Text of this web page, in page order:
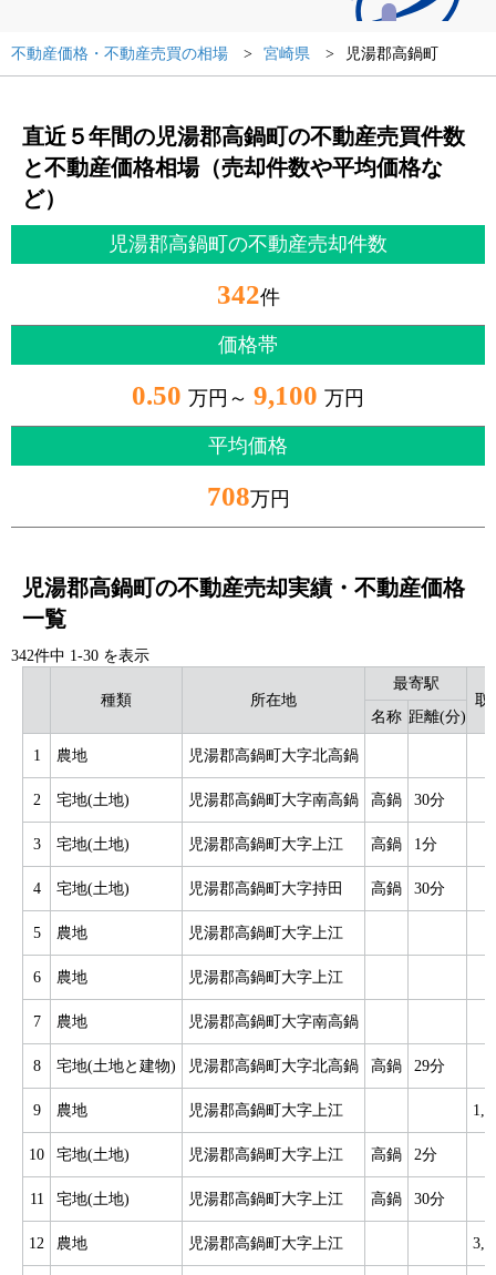
不動産価格・不動産売買の相場 宮崎県 児湯郡高鍋町
直近５年間の児湯郡高鍋町の不動産売買件数
と不動産価格相場（売却件数や平均価格な
ど）
児湯郡高鍋町の不動産売却件数
342件
価格帯
0.50 万円～ 9,100 万円
平均価格
708万円
児湯郡高鍋町の不動産売却実績・不動産価格
一覧
342件中 1-30 を表示
種類 所在地
最寄駅
取
名称 距離(分)
1 農地 児湯郡高鍋町大字北高鍋
2 宅地(土地) 児湯郡高鍋町大字南高鍋 高鍋 30分
3 宅地(土地) 児湯郡高鍋町大字上江 高鍋 1分
4 宅地(土地) 児湯郡高鍋町大字持田 高鍋 30分
5 農地 児湯郡高鍋町大字上江
6 農地 児湯郡高鍋町大字上江
7 農地 児湯郡高鍋町大字南高鍋
8 宅地(土地と建物) 児湯郡高鍋町大字北高鍋 高鍋 29分
9 農地 児湯郡高鍋町大字上江
10 宅地(土地) 児湯郡高鍋町大字上江 高鍋 2分
11 宅地(土地) 児湯郡高鍋町大字上江 高鍋 30分
12 農地 児湯郡高鍋町大字上江